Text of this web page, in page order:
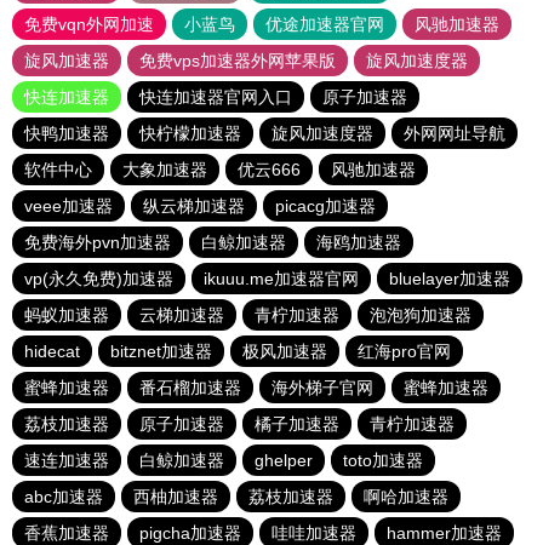
免费vqn外网加速
小蓝鸟 优途加速器官网
风驰加速器
旋风加速器
免费vps加速器外网苹果版
旋风加速度器
快连加速器
快连加速器官网入口
原子加速器
快鸭加速器
快柠檬加速器 旋风加速度器
外网网址导航
软件中心
大象加速器 优云666
风驰加速器
veee加速器
纵云梯加速器
picacg加速器
免费海外pvn加速器
白鲸加速器
海鸥加速器
vp(永久免费)加速器
ikuuu.me加速器官网
bluelayer加速器
蚂蚁加速器
云梯加速器 青柠加速器
泡泡狗加速器
hidecat
bitznet加速器 极风加速器
红海pro官网
蜜蜂加速器
番石榴加速器 海外梯子官网
蜜蜂加速器
荔枝加速器
原子加速器 橘子加速器
青柠加速器
速连加速器
白鲸加速器 ghelper
toto加速器
abc加速器
西柚加速器 荔枝加速器
啊哈加速器
香蕉加速器
pigcha加速器 哇哇加速器 hammer加速器